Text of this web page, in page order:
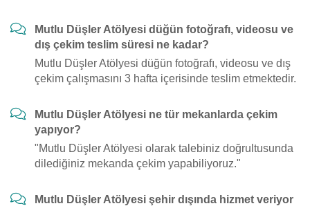
Mutlu Düşler Atölyesi düğün fotoğrafı, videosu ve
dış çekim teslim süresi ne kadar?
Mutlu Düşler Atölyesi düğün fotoğrafı, videosu ve dış
çekim çalışmasını 3 hafta içerisinde teslim etmektedir.
Mutlu Düşler Atölyesi ne tür mekanlarda çekim
yapıyor?
"Mutlu Düşler Atölyesi olarak talebiniz doğrultusunda
dilediğiniz mekanda çekim yapabiliyoruz."
Mutlu Düşler Atölyesi şehir dışında hizmet veriyor